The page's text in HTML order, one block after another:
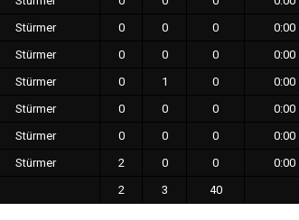
Stürmer 0 0 0 0:00
Stürmer 0 0 0 0:00
Stürmer 0 1 0 0:00
Stürmer 0 0 0 0:00
Stürmer 0 0 0 0:00
Stürmer 2 0 0 0:00
2 3 40